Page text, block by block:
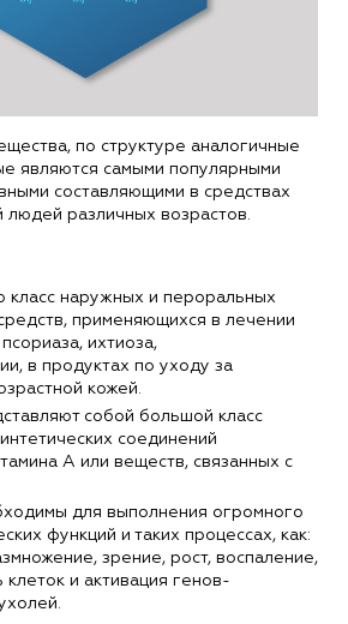
по структуре аналогичные
являются самыми популярными
составляющими в средствах
людей различных возрастов.
класс наружных и пероральных
применяющихся в лечении
ихтиоза,
в продуктах по уходу за
кожей.
собой большой класс
соединений
А или веществ, связанных с
для выполнения огромного
функций и таких процессах, как:
зрение, рост, воспаление,
клеток и активация генов-